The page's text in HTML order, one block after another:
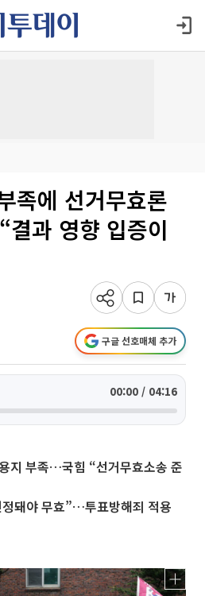
족에 선거무효론
과 영향 입증이
구글 선호매체 추가
00:00 / 04:16
지 부족…국힘 “선거무효소송 준
돼야 무효”…투표방해죄 적용